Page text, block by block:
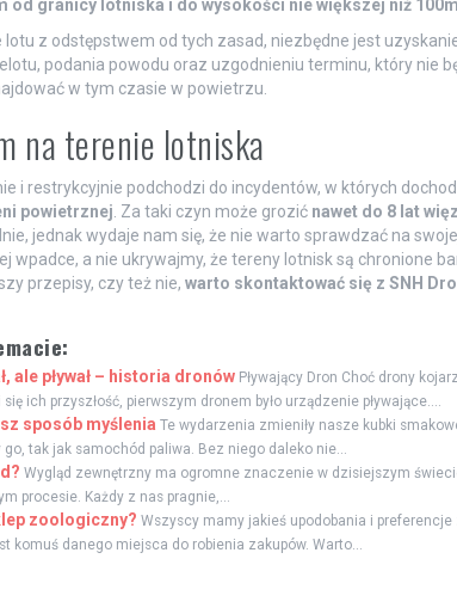
od granicy lotniska i do wysokości nie większej niż
z odstępstwem od tych zasad, niezbędne jest
podania powodu oraz uzgodnieniu terminu, który nie
w tym czasie w powietrzu.
na terenie lotniska
i restrykcyjnie podchodzi do incydentów, w których
powietrznej. Za taki czyn może grozić nawet do 8 lat
jednak wydaje nam się, że nie warto sprawdzać na
wpadce, a nie ukrywajmy, że tereny lotnisk są chronione
przepisy, czy też nie, warto skontaktować się z SNH
ale pływał – historia dronów Pływający Dron Choć drony
ich przyszłość, pierwszym dronem było urządzenie pływające....
sposób myślenia Te wydarzenia zmieniły nasze kubki
tak jak samochód paliwa. Bez niego daleko nie...
Wygląd zewnętrzny ma ogromne znaczenie w dzisiejszym
procesie. Każdy z nas pragnie,...
zoologiczny? Wszyscy mamy jakieś upodobania i
komuś danego miejsca do robienia zakupów. Warto...